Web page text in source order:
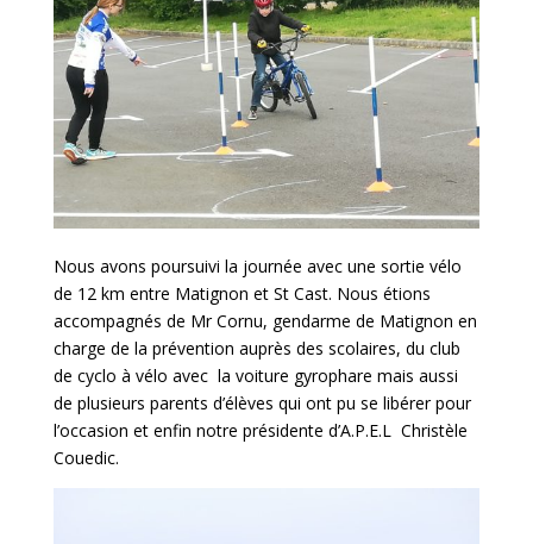
Nous avons poursuivi la journée avec une sortie vélo
de 12 km entre Matignon et St Cast. Nous étions
accompagnés de Mr Cornu, gendarme de Matignon en
charge de la prévention auprès des scolaires, du club
de cyclo à vélo avec la voiture gyrophare mais aussi
de plusieurs parents d’élèves qui ont pu se libérer pour
l’occasion et enfin notre présidente d’A.P.E.L Christèle
Couedic.